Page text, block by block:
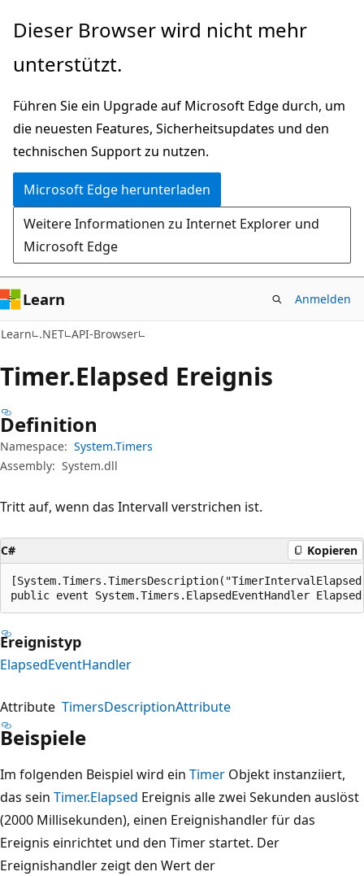
Zu
wechseln
Zur
springen
Dieser Browser wird nicht mehr
unterstützt.
Führen Sie ein Upgrade auf Microsoft Edge durch, um
die neuesten Features, Sicherheitsupdates und den
technischen Support zu nutzen.
Microsoft Edge herunterladen
Weitere Informationen zu Internet Explorer und
Microsoft Edge
Learn Anmelden
Learn .NET API-Browser
Timer.Elapsed Ereignis
Definition
Namespace: System.Timers
Assembly: System.dll
Tritt auf, wenn das Intervall verstrichen ist.
C# Kopieren
public event System.Timers.ElapsedEventHandler
Ereignistyp
ElapsedEventHandler
Attribute TimersDescriptionAttribute
Beispiele
Im folgenden Beispiel wird ein Timer Objekt instanziiert,
das sein Timer.Elapsed Ereignis alle zwei Sekunden auslöst
(2000 Millisekunden), einen Ereignishandler für das
Ereignis einrichtet und den Timer startet. Der
Ereignishandler zeigt den Wert der